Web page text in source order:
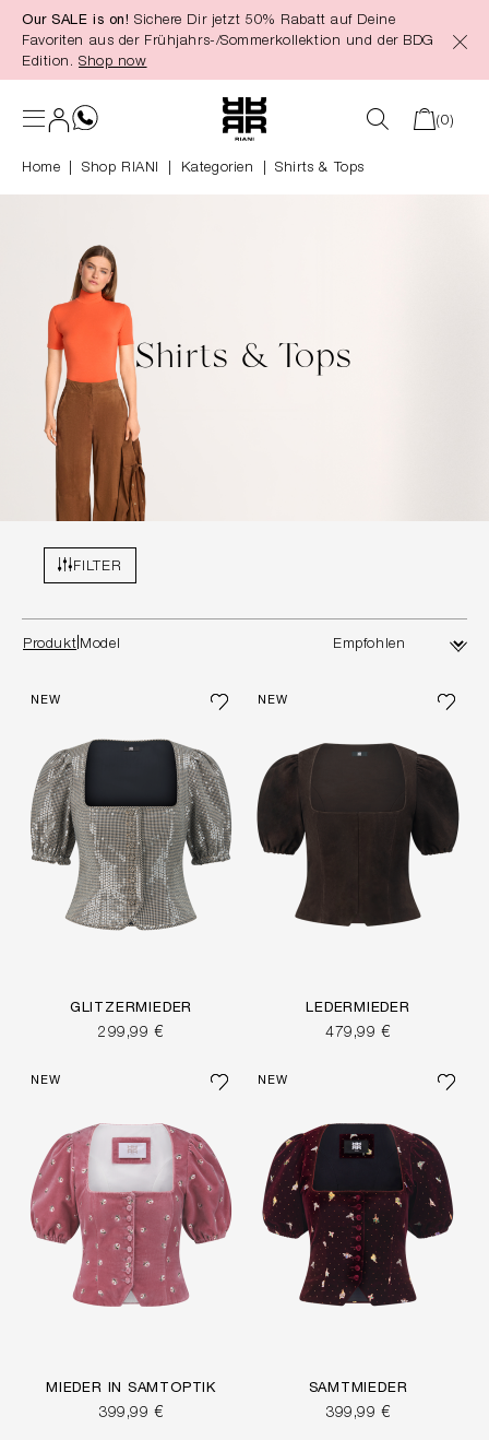
springen
Our SALE is on! Sichere Dir jetzt 50% Rabatt auf Deine
Favoriten aus der Frühjahrs-/Sommerkollektion und der BDG
Edition. Shop now
(0)
Home Shop RIANI Kategorien Shirts & Tops
Shirts & Tops
FILTER
Produkt Model
NEW
GLITZERMIEDER
299,99 €
NEW
LEDERMIEDER
479,99 €
NEW
MIEDER IN SAMTOPTIK
399,99 €
NEW
SAMTMIEDER
399,99 €